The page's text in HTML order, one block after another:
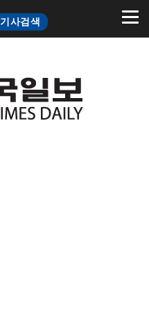
기사검색